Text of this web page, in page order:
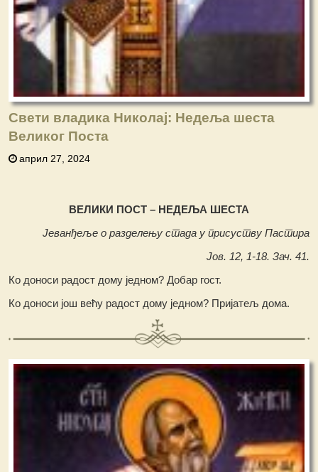
Свети владика Николај: Недеља шеста
Великог Поста
април 27, 2024
ВЕЛИКИ ПОСТ – НЕДЕЉА ШЕСТА
Јеванђеље о разделењу стада у присуству Пастира
Јов. 12, 1-18. Зач. 41.
Ко доноси радост дому једном? Добар гост.
Ко доноси још већу радост дому једном? Пријатељ дома.